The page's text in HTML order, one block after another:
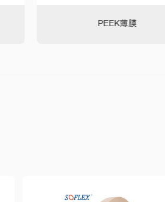
PEEK薄膜